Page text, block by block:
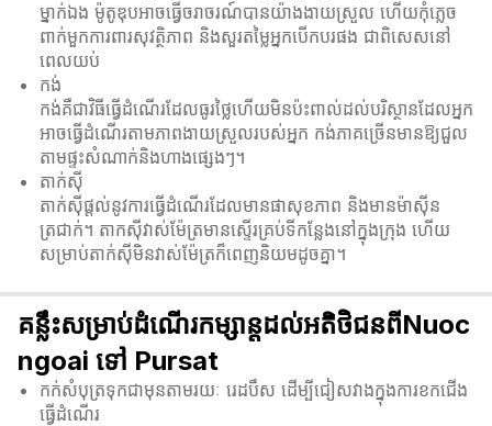
ម្នាក់ឯង ម៉ូតូឌុបអាចធ្វើចរាចរណ៍បានយ៉ាងងាយស្រួល ហើយកុំភ្លេច
ពាក់មួកការពារសុវត្ថិភាព និងសួរតម្លៃអ្នកបើកបរផង ជាពិសេសនៅ
ពេលយប់
កង់
កង់គឺជាវិធីធ្វើដំណើរដែលធូរថ្លៃហើយមិនប៉ះពាល់ដល់បរិស្ថានដែលអ្នក
អាចធ្វើដំណើរតាមភាពងាយស្រួលរបស់អ្នក កង់ភាគច្រើនមានឱ្យជួល
តាមផ្ទះសំណាក់និងហាងផ្សេងៗ។
តាក់ស៊ី
តាក់ស៊ីផ្តល់នូវការធ្វើដំណើរដែលមានផាសុខភាព និងមានម៉ាស៊ីន
ត្រជាក់។ តាកសុីវាស់ម៉ែត្រមានស្ទើរគ្រប់ទីកន្លែងនៅក្នុងក្រុង ហើយ
សម្រាប់តាក់សុីមិនវាស់ម៉ែត្រក៏ពេញនិយមដូចគ្នា។
គន្លឹះសម្រាប់ដំណើរកម្សាន្តដល់អតិថិជនពីNuoc
ngoai ទៅ Pursat
កក់សំបុត្រទុកជាមុនតាមរយៈ រេដបឹស ដើម្បីជៀសវាងក្នុងការខកជើង
ធ្វើដំណើរ